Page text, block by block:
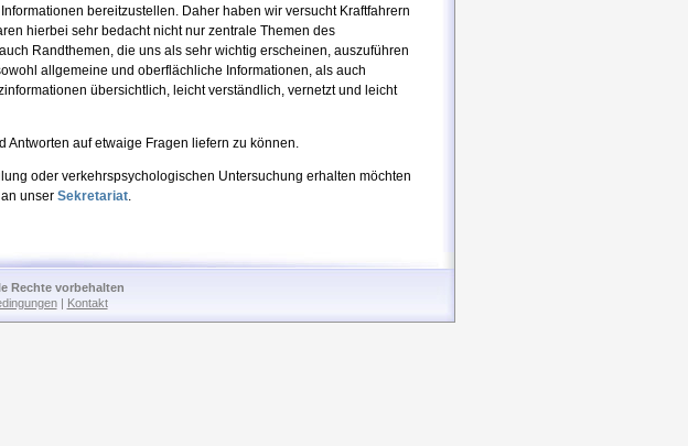
bereitzustellen. Daher haben wir versucht Kraftfahrern
hierbei sehr bedacht nicht nur zentrale Themen des
Randthemen, die uns als sehr wichtig erscheinen, auszuführen
allgemeine und oberflächliche Informationen, als auch
übersichtlich, leicht verständlich, vernetzt und leicht
Antworten auf etwaige Fragen liefern zu können.
oder verkehrspsychologischen Untersuchung erhalten möchten
unser Sekretariat.
Rechte vorbehalten
| Kontakt